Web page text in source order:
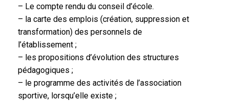
– Le compte rendu du conseil d’école.
– la carte des emplois (création, suppression et
transformation) des personnels de
l’établissement ;
– les propositions d’évolution des structures
pédagogiques ;
– le programme des activités de l’association
sportive, lorsqu’elle existe ;